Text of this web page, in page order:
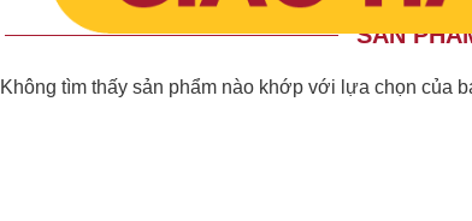
SẢN
Không tìm thấy sản phẩm nào khớp với lựa chọn của